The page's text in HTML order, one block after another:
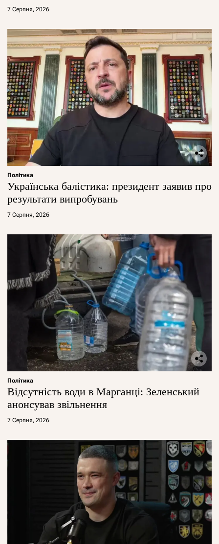
7 Серпня, 2026
Політика
Українська балістика: президент заявив про
результати випробувань
7 Серпня, 2026
Політика
Відсутність води в Марганці: Зеленський
анонсував звільнення
7 Серпня, 2026